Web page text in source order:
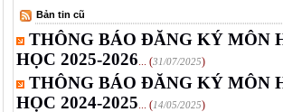
Bản tin cũ
THÔNG BÁO ĐĂNG KÝ MÔN
HỌC 2025-2026... (31/07/2025)
THÔNG BÁO ĐĂNG KÝ MÔN
HỌC 2024-2025... (14/05/2025)